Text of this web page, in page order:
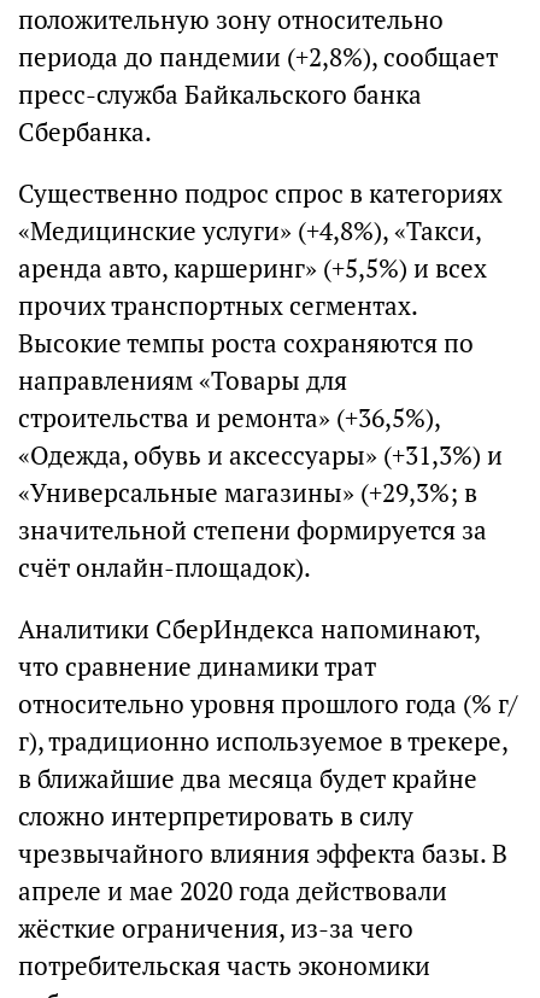
положительную зону относительно
периода до пандемии (+2,8%), сообщает
пресс-служба Байкальского банка
Сбербанка.
Существенно подрос спрос в категориях
«Медицинские услуги» (+4,8%), «Такси,
аренда авто, каршеринг» (+5,5%) и всех
прочих транспортных сегментах.
Высокие темпы роста сохраняются по
направлениям «Товары для
строительства и ремонта» (+36,5%),
«Одежда, обувь и аксессуары» (+31,3%) и
«Универсальные магазины» (+29,3%; в
значительной степени формируется за
счёт онлайн-площадок).
Аналитики СберИндекса напоминают,
что сравнение динамики трат
относительно уровня прошлого года (% г/
г), традиционно используемое в трекере,
в ближайшие два месяца будет крайне
сложно интерпретировать в силу
чрезвычайного влияния эффекта базы. В
апреле и мае 2020 года действовали
жёсткие ограничения, из-за чего
потребительская часть экономики